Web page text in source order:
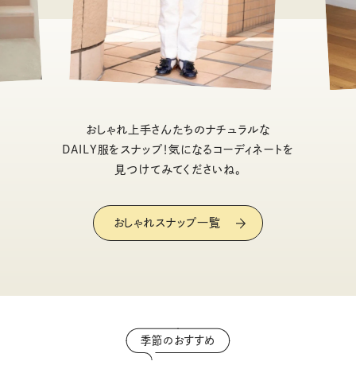
おしゃれ上手さんたちのナチュラルな
DAILY服をスナップ！気になるコーディネートを
見つけてみてくださいね。
おしゃれスナップ一覧
季節のおすすめ